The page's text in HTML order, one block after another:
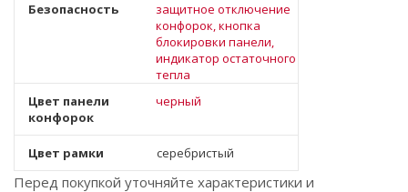
Безопасность
защитное отключение
конфорок, кнопка
блокировки панели,
индикатор остаточного
тепла
Цвет панели
конфорок
черный
Цвет рамки серебристый
Перед покупкой уточняйте характеристики и